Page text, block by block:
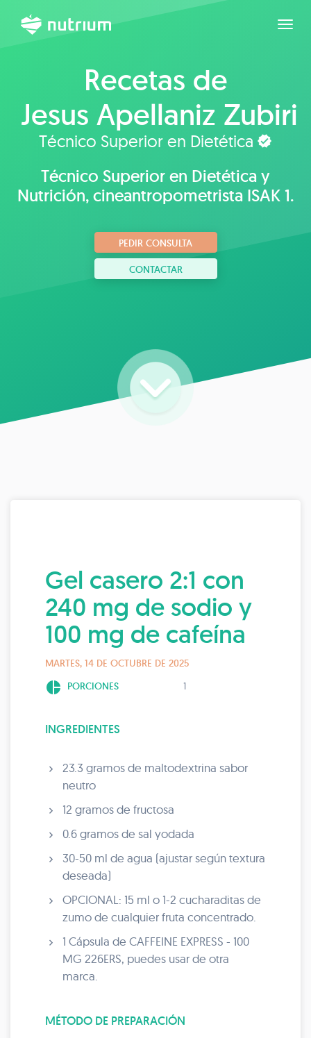
Recetas de
Jesus Apellaniz Zubiri
Técnico Superior en Dietética
Técnico Superior en Dietética y
Nutrición, cineantropometrista ISAK 1.
PEDIR CONSULTA
CONTACTAR
Gel casero 2:1 con
240 mg de sodio y
100 mg de cafeína
MARTES, 14 DE OCTUBRE DE 2025
pie_chart PORCIONES 1
INGREDIENTES
23.3 gramos de maltodextrina sabor
neutro
12 gramos de fructosa
0.6 gramos de sal yodada
30-50 ml de agua (ajustar según textura
deseada)
OPCIONAL: 15 ml o 1-2 cucharaditas de
zumo de cualquier fruta concentrado.
1 Cápsula de CAFFEINE EXPRESS - 100
MG 226ERS, puedes usar de otra
marca.
MÉTODO DE PREPARACIÓN